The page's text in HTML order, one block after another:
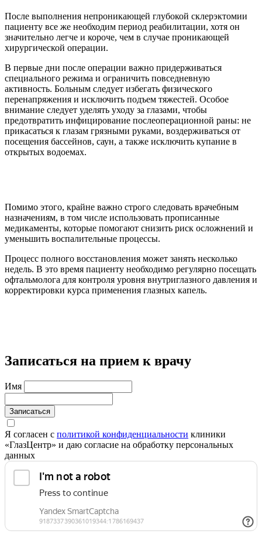
После выполнения непроникающей глубокой склерэктомии
пациенту все же необходим период реабилитации, хотя он
значительно легче и короче, чем в случае проникающей
хирургической операции.
В первые дни после операции важно придерживаться
специального режима и ограничить повседневную
активность. Больным следует избегать физического
перенапряжения и исключить подъем тяжестей. Особое
внимание следует уделять уходу за глазами, чтобы
предотвратить инфицирование послеоперационной раны: не
прикасаться к глазам грязными руками, воздерживаться от
посещения бассейнов, саун, а также исключить купание в
открытых водоемах.
Помимо этого, крайне важно строго следовать врачебным
назначениям, в том числе использовать прописанные
медикаменты, которые помогают снизить риск осложнений и
уменьшить воспалительные процессы.
Процесс полного восстановления может занять несколько
недель. В это время пациенту необходимо регулярно посещать
офтальмолога для контроля уровня внутриглазного давления и
корректировки курса применения глазных капель.
Записаться на прием к врачу
Имя
Записаться
Я согласен с политикой конфиденциальности клиники
«ГлазЦентр» и даю согласие на обработку персональных
данных